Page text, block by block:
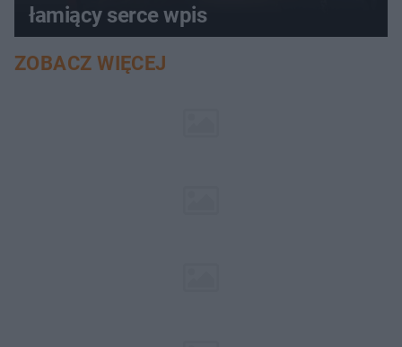
łamiący serce wpis
ZOBACZ WIĘCEJ